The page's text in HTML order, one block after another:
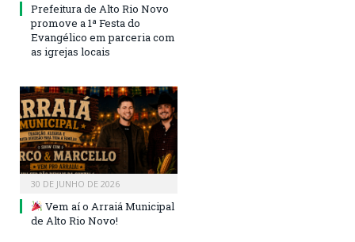
Prefeitura de Alto Rio Novo
promove a 1ª Festa do
Evangélico em parceria com
as igrejas locais
30 DE JUNHO DE 2026
Vem aí o Arraiá Municipal
de Alto Rio Novo!